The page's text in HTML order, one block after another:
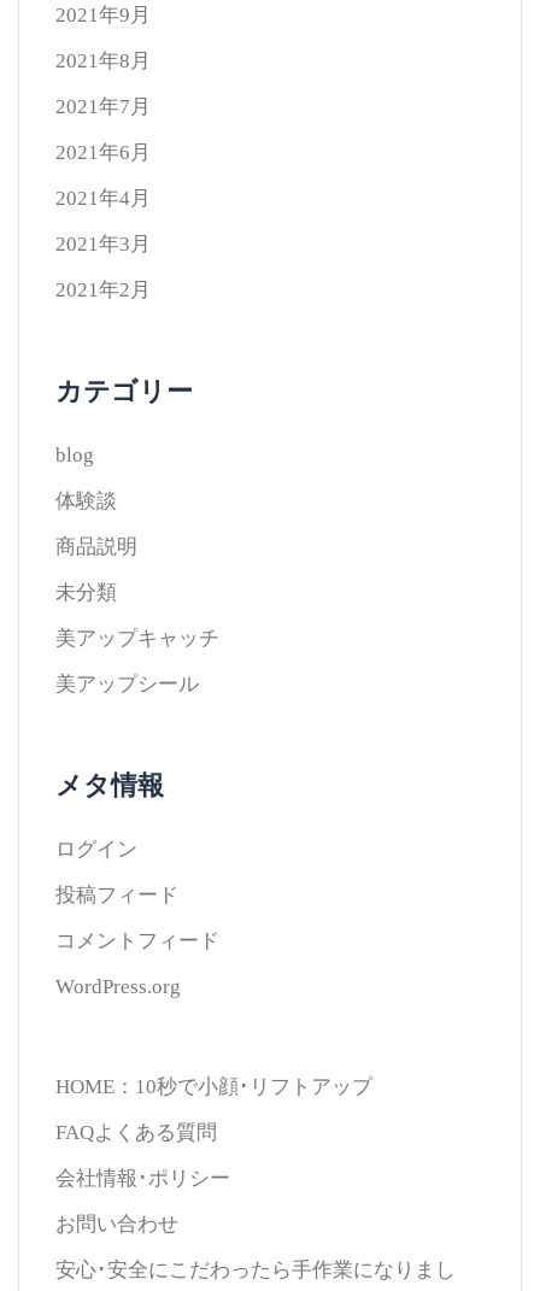
2021年9月
2021年8月
2021年7月
2021年6月
2021年4月
2021年3月
2021年2月
カテゴリー
blog
体験談
商品説明
未分類
美アップキャッチ
美アップシール
メタ情報
ログイン
投稿フィード
コメントフィード
WordPress.org
HOME：10秒で小顔･リフトアップ
FAQよくある質問
会社情報･ポリシー
お問い合わせ
安心･安全にこだわったら手作業になりまし